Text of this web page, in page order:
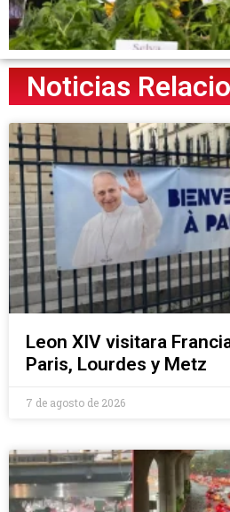
Noticias
Leon XIV visitara
Paris, Lourdes y Metz
7 de agosto de 2026